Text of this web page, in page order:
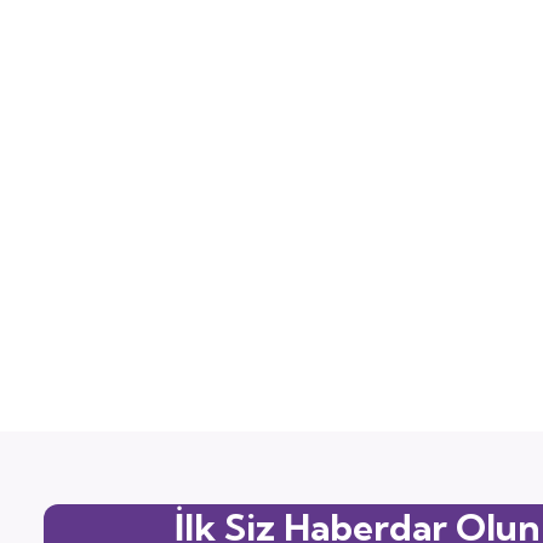
İlk Siz Haberdar